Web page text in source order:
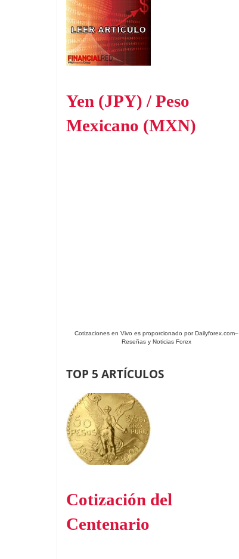
Yen (JPY) / Peso
Mexicano (MXN)
Cotizaciones en Vivo es proporcionado porDailyforex.com–
Reseñas y Noticias Forex
TOP 5 ARTÍCULOS
Cotización del
Centenario